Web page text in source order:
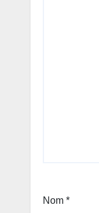
Nom *